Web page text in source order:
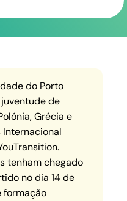
do Porto
de
Grécia e
Internacional
tenham chegado
no dia 14 de
formação